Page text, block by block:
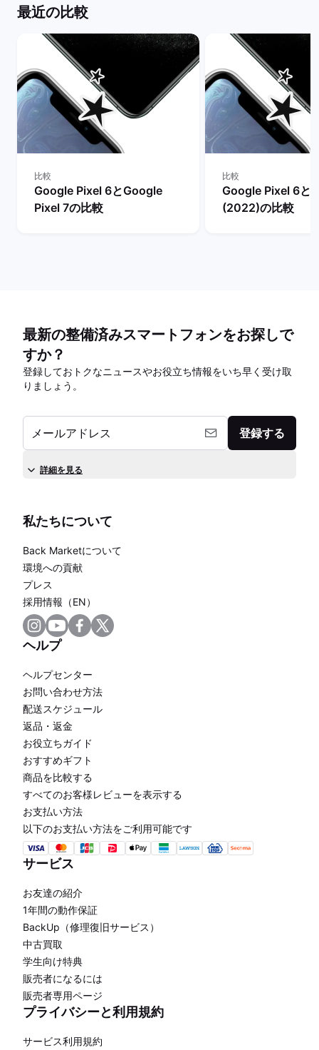
最近の比較
比較
Google Pixel 6とGoogle
Pixel 7の比較
比較
Google Pixel 6と
(2022)の比較
最新の整備済みスマートフォンをお探しで
すか？
登録しておトクなニュースやお役立ち情報をいち早く受け取
りましょう。
メールアドレス 登録する
詳細を見る
私たちについて
Back Marketについて
環境への貢献
プレス
採用情報（EN）
ヘルプ
ヘルプセンター
お問い合わせ方法
配送スケジュール
返品・返金
お役立ちガイド
おすすめギフト
商品を比較する
すべてのお客様レビューを表示する
お支払い方法
以下のお支払い方法をご利用可能です
サービス
お友達の紹介
1年間の動作保証
BackUp（修理復旧サービス）
中古買取
学生向け特典
販売者になるには
販売者専用ページ
プライバシーと利用規約
サービス利用規約